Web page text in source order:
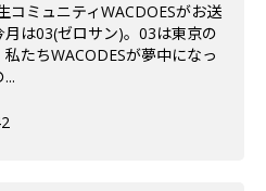
コミュニティWACDOESがお送
は03(ゼロサン)。03は東京の
たちWACODESが夢中になっ